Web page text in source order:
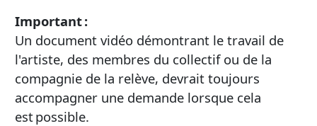
Important :
Un document vidéo démontrant le travail de
l'artiste, des membres du collectif ou de la
compagnie de la relève, devrait toujours
accompagner une demande lorsque cela
est possible.